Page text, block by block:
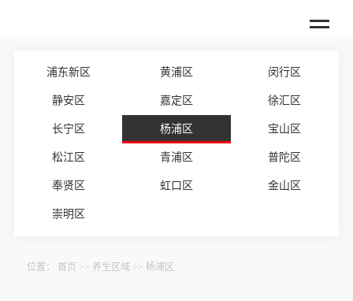
浦东新区 黄浦区 闵行区
静安区 嘉定区 徐汇区
长宁区 杨浦区 宝山区
松江区 青浦区 普陀区
奉贤区 虹口区 金山区
崇明区
位置： 首页 >> 养生区域 >>杨浦区